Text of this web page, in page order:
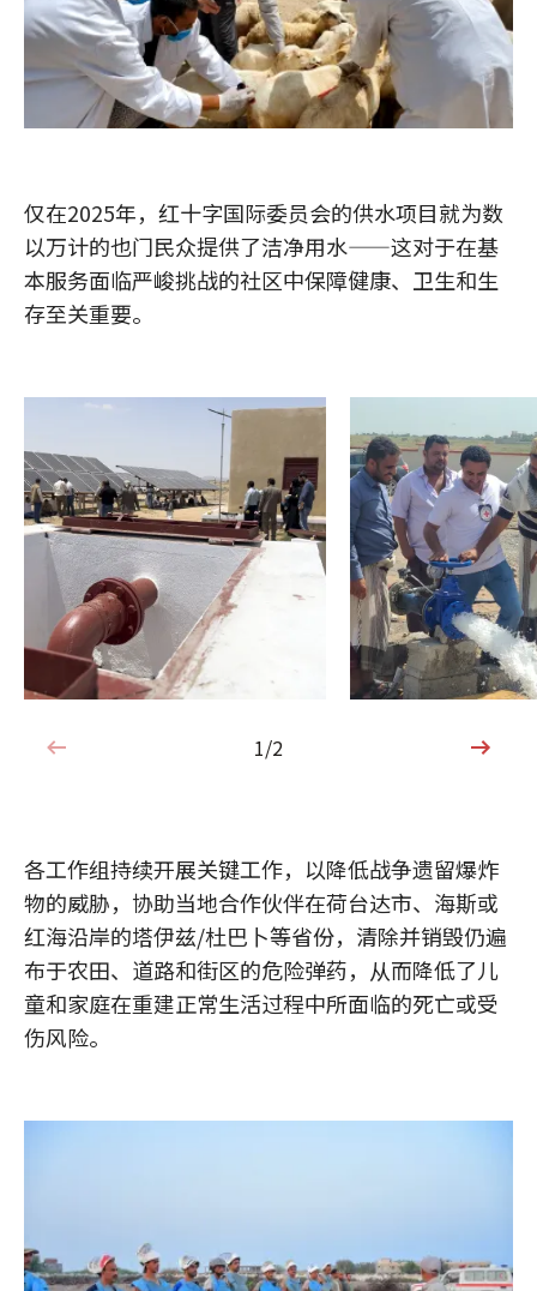
仅在2025年，红十字国际委员会的供水项目就为数
以万计的也门民众提供了洁净用水——这对于在基
本服务面临严峻挑战的社区中保障健康、卫生和生
存至关重要。
1/2
1/2
各工作组持续开展关键工作，以降低战争遗留爆炸
物的威胁，协助当地合作伙伴在荷台达市、海斯或
红海沿岸的塔伊兹/杜巴卜等省份，清除并销毁仍遍
布于农田、道路和街区的危险弹药，从而降低了儿
童和家庭在重建正常生活过程中所面临的死亡或受
伤风险。